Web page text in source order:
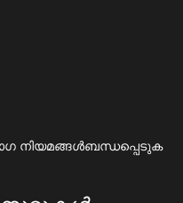
നിയമങ്ങൾബന്ധപ്പെടുക